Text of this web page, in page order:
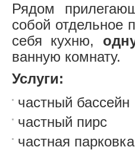
Рядом
собой отдельное
себя кухню,
ванную комнату.
Услуги:
частный бассейн
частный пирс
частная парковка